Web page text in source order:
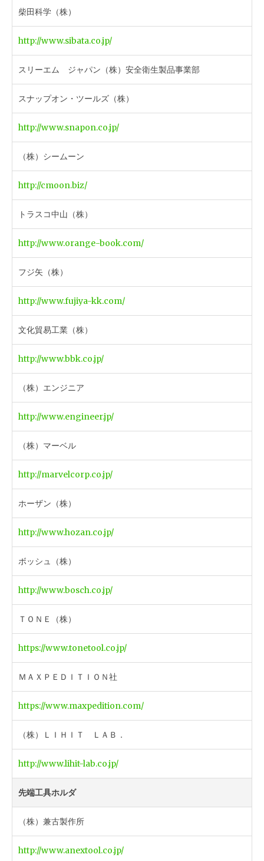
柴田科学（株）
http://www.sibata.co.jp/
スリーエム ジャパン（株）安全衛生製品事業部
スナップオン・ツールズ（株）
http://www.snapon.co.jp/
（株）シームーン
http://cmoon.biz/
トラスコ中山（株）
http://www.orange-book.com/
フジ矢（株）
http://www.fujiya-kk.com/
文化貿易工業（株）
http://www.bbk.co.jp/
（株）エンジニア
http://www.engineer.jp/
（株）マーベル
http://marvelcorp.co.jp/
ホーザン（株）
http://www.hozan.co.jp/
ボッシュ（株）
http://www.bosch.co.jp/
ＴＯＮＥ（株）
https://www.tonetool.co.jp/
ＭＡＸＰＥＤＩＴＩＯＮ社
https://www.maxpedition.com/
（株）ＬＩＨＩＴ ＬＡＢ．
http://www.lihit-lab.co.jp/
先端工具ホルダ
（株）兼古製作所
http://www.anextool.co.jp/